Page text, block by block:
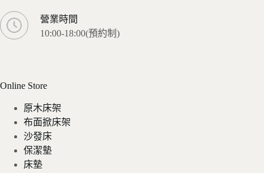
營業時間
10:00-18:00(預約制)
Online Store
原木床架
布面掀床架
沙發床
保潔墊
床墊